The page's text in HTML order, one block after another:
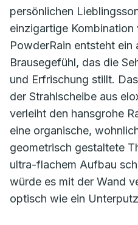
persönlichen
einzigartige Kombination
PowderRain entsteht
Brausegefühl, das die
und Erfrischung stillt.
der Strahlscheibe aus
verleiht den hansgrohe
eine organische,
geometrisch gestaltete
ultra-flachem Aufbau
würde es mit der Wand
optisch wie ein